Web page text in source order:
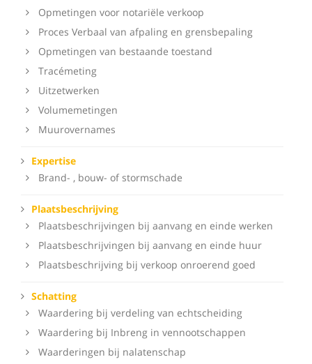
Opmetingen voor notariële verkoop
Proces Verbaal van afpaling en grensbepaling
Opmetingen van bestaande toestand
Tracémeting
Uitzetwerken
Volumemetingen
Muurovernames
Expertise
Brand- , bouw- of stormschade
Plaatsbeschrijving
Plaatsbeschrijvingen bij aanvang en einde werken
Plaatsbeschrijvingen bij aanvang en einde huur
Plaatsbeschrijving bij verkoop onroerend goed
Schatting
Waardering bij verdeling van echtscheiding
Waardering bij Inbreng in vennootschappen
Waarderingen bij nalatenschap